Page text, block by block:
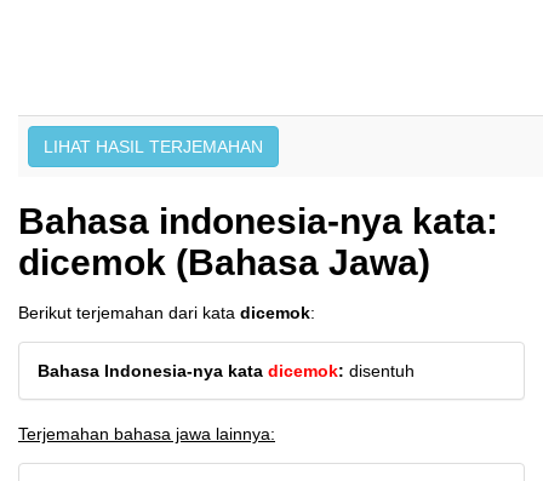
Bahasa indonesia-nya kata:
dicemok (Bahasa Jawa)
Berikut terjemahan dari kata dicemok:
Bahasa Indonesia-nya kata dicemok: disentuh
Terjemahan bahasa jawa lainnya: